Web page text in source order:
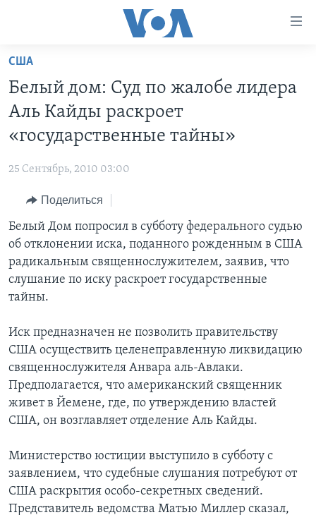
Перейти
основной
контент
основной
навигации
Перейти
поиск
ПРОГРАММЫ
ИТОГИ
ПОЧЕМУ ЭТО ВАЖНО?
ДИСКУССИЯ VOA
НЬЮ-ЙОРК NEW YORK
АМЕРИКА. БОЛЬШОЕ ПУТЕШЕСТВИЕ
НАША АМЕРИКАНСКАЯ ИСТОРИЯ
А КАК В АМЕРИКЕ?
АРТЕФАКТЫ
АМЕРИКАНСКИЕ ГОРОДКИ
ТЕСТЫ
ИНТЕРВЬЮ
ФАКТЫ ПРОТИВ ФЕЙКОВ
ЗА СВОБОДУ ПРЕССЫ
УЧИМ АНГЛИЙСКИЙ
ВИДЕО
ПОДПИСКА НА НОВОСТИ
Learning English
СОЦИАЛЬНЫЕ СЕТИ
США
Белый дом: Суд по жалобе лидера
Аль Кайды раскроет
«государственные тайны»
25 Сентябрь, 2010 03:00
Поделиться
Белый Дом попросил в субботу федерального судью
об отклонении иска, поданного рожденным в США
радикальным священнослужителем, заявив, что
слушание по иску раскроет государственные
тайны.
Иск предназначен не позволить правительству
США осуществить целенеправленную ликвидацию
священнослужителя Анвара аль-Авлаки.
Предполагается, что американский священник
живет в Йемене, где, по утверждению властей
США, он возглавляет отделение Аль Кайды.
Министерство юстиции выступило в субботу с
заявлением, что судебные слушания потребуют от
США раскрытия особо-секретных сведений.
Представитель ведомства Матью Миллер сказал,